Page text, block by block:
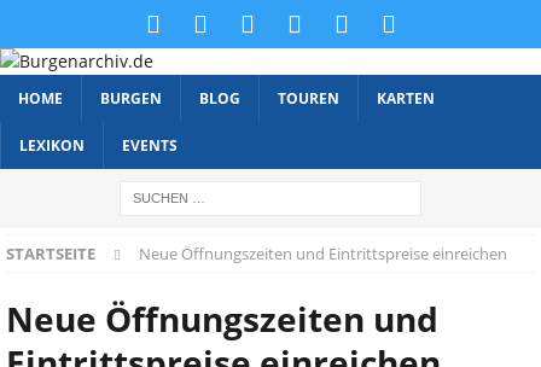
HOME BURGEN BLOG TOUREN KARTEN
LEXIKON EVENTS
STARTSEITE Neue Öffnungszeiten und Eintrittspreise einreichen
Neue Öffnungszeiten und